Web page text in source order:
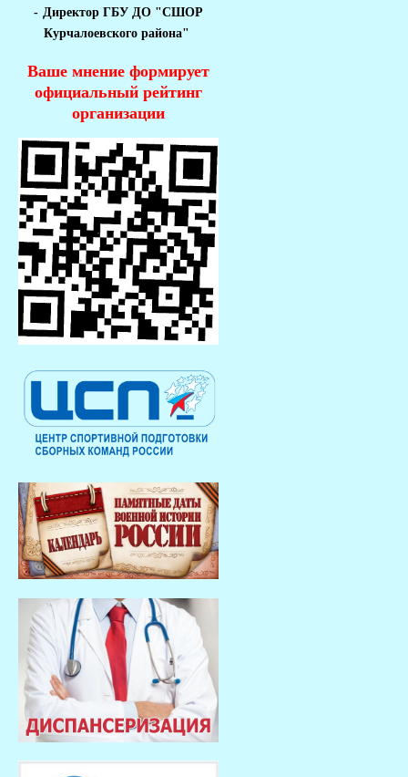
- Директор ГБУ ДО "СШОР
Курчалоевского района"
Ваше мнение формирует
официальный рейтинг
организации